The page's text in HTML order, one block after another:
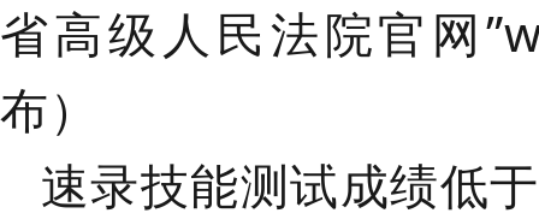
省高级人民法院官网”
布）
速录技能测试成绩低于